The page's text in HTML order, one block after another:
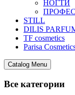
НОГТИ
STILL
DILIS
TF cosmetics
Parisa
Catalog Menu
Все категории